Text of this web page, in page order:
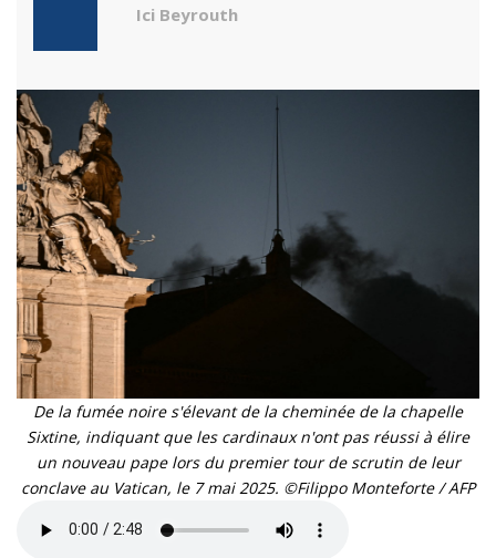
Ici Beyrouth
De la fumée noire s'élevant de la cheminée de la chapelle
Sixtine, indiquant que les cardinaux n'ont pas réussi à élire
un nouveau pape lors du premier tour de scrutin de leur
conclave au Vatican, le 7 mai 2025. ©Filippo Monteforte / AFP